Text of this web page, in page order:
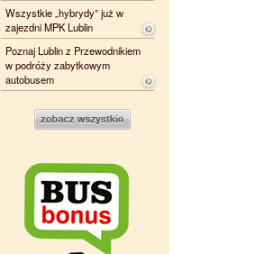
Wszystkie „hybrydy” już w
zajezdni MPK Lublin
Poznaj Lublin z Przewodnikiem
w podróży zabytkowym
autobusem